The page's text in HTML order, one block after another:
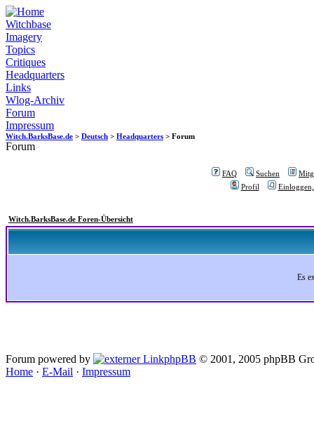
Witchbase
Imagery
Topics
Critiques
Headquarters
Links
Wlog-Archiv
Forum
Impressum
Witch.BarksBase.de > Deutsch > Headquarters > Forum
Forum
FAQ Suchen
Profil
Witch.BarksBase.de Foren-Übersicht
Es
Forum powered by phpBB © 2001, 2005 phpBB
Home · E-Mail · Impressum